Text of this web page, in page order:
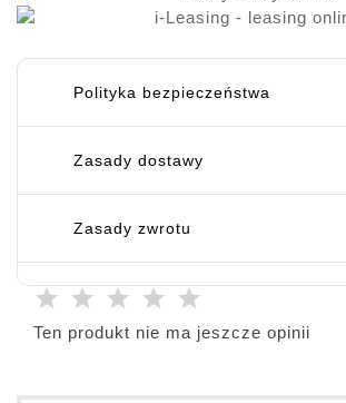
Polityka bezpieczeństwa
Zasady dostawy
Zasady zwrotu
Ten produkt nie ma jeszcze opinii